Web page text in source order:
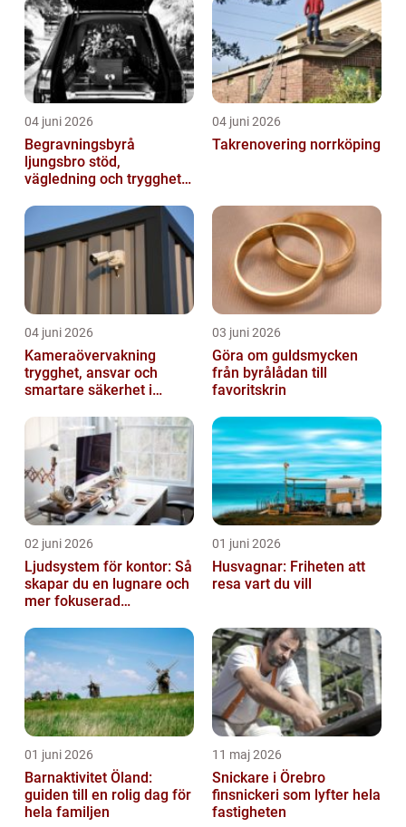
04 juni 2026
Begravningsbyrå
ljungsbro stöd,
vägledning och trygghet
04 juni 2026
Takrenovering norrköping
04 juni 2026
Kameraövervakning
trygghet, ansvar och
smartare säkerhet i
03 juni 2026
Göra om guldsmycken
från byrålådan till
favoritskrin
02 juni 2026
Ljudsystem för kontor: Så
skapar du en lugnare och
mer fokuserad
01 juni 2026
Husvagnar: Friheten att
resa vart du vill
01 juni 2026
Barnaktivitet Öland:
guiden till en rolig dag för
hela familjen
11 maj 2026
Snickare i Örebro
finsnickeri som lyfter hela
fastigheten